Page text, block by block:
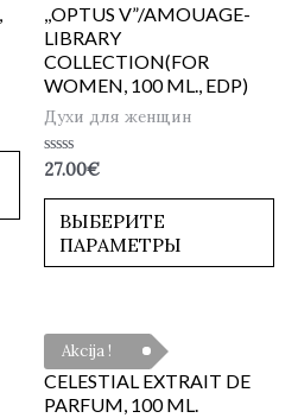
,,OPTUS V”/AMOUAGE-
LIBRARY
COLLECTION(FOR
WOMEN, 100 ML., EDP)
Духи для женщин
Оценка
из
27.00€
ВЫБЕРИТЕ
ПАРАМЕТРЫ
Akcija !
CELESTIAL EXTRAIT DE
PARFUM, 100 ML.